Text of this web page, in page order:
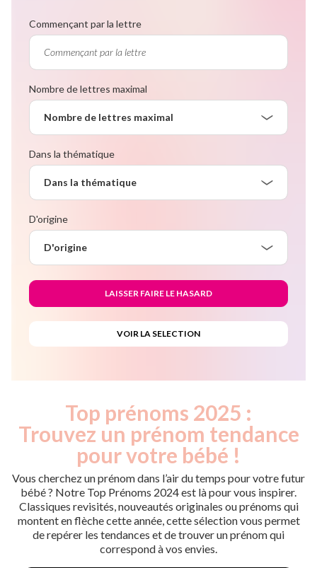
Commençant par la lettre
Nombre de lettres maximal
Nombre de lettres maximal
Dans la thématique
Dans la thématique
D'origine
D'origine
Top prénoms 2025 :
Trouvez un prénom tendance
pour votre bébé !
Vous cherchez un prénom dans l’air du temps pour votre futur
bébé ? Notre Top Prénoms 2024 est là pour vous inspirer.
Classiques revisités, nouveautés originales ou prénoms qui
montent en flèche cette année, cette sélection vous permet
de repérer les tendances et de trouver un prénom qui
correspond à vos envies.